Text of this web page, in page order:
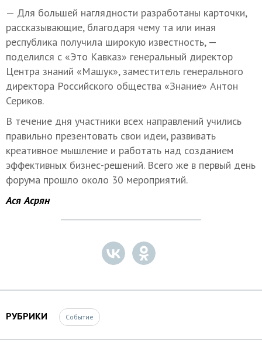
— Для большей наглядности разработаны карточки,
рассказывающие, благодаря чему та или иная
республика получила широкую известность, —
поделился с «Это Кавказ» генеральный директор
Центра знаний «Машук», заместитель генерального
директора Российского общества «Знание» Антон
Сериков.
В течение дня участники всех направлений учились
правильно презентовать свои идеи, развивать
креативное мышление и работать над созданием
эффективных бизнес-решений. Всего же в первый день
форума прошло около 30 мероприятий.
Ася Асрян
РУБРИКИ Событие